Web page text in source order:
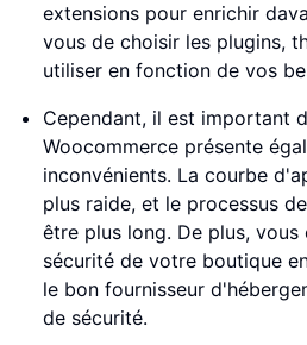
extensions pour enrichir
vous de choisir les plugins,
utiliser en fonction de vos
Cependant, il est important
Woocommerce présente
inconvénients. La courbe
plus raide, et le processus
être plus long. De plus, vous
sécurité de votre boutique
le bon fournisseur
de sécurité.